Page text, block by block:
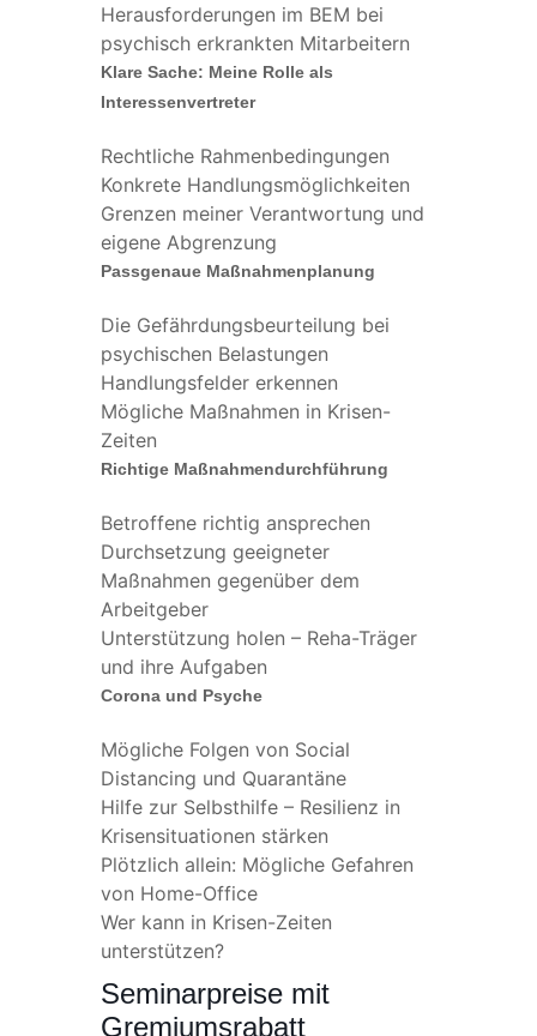
Herausforderungen im BEM bei
psychisch erkrankten Mitarbeitern
Klare Sache: Meine Rolle als
Interessenvertreter
Rechtliche Rahmenbedingungen
Konkrete Handlungsmöglichkeiten
Grenzen meiner Verantwortung und
eigene Abgrenzung
Passgenaue Maßnahmenplanung
Die Gefährdungsbeurteilung bei
psychischen Belastungen
Handlungsfelder erkennen
Mögliche Maßnahmen in Krisen-
Zeiten
Richtige Maßnahmendurchführung
Betroffene richtig ansprechen
Durchsetzung geeigneter
Maßnahmen gegenüber dem
Arbeitgeber
Unterstützung holen – Reha-Träger
und ihre Aufgaben
Corona und Psyche
Mögliche Folgen von Social
Distancing und Quarantäne
Hilfe zur Selbsthilfe – Resilienz in
Krisensituationen stärken
Plötzlich allein: Mögliche Gefahren
von Home-Office
Wer kann in Krisen-Zeiten
unterstützen?
Seminarpreise mit
Gremiumsrabatt